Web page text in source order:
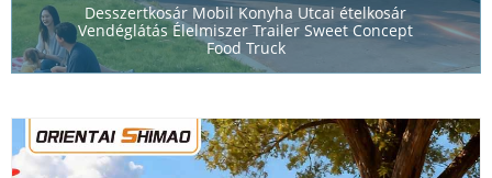
Desszertkosár Mobil Konyha Utcai ételkosár
Vendéglátás Élelmiszer Trailer Sweet Concept
Food Truck